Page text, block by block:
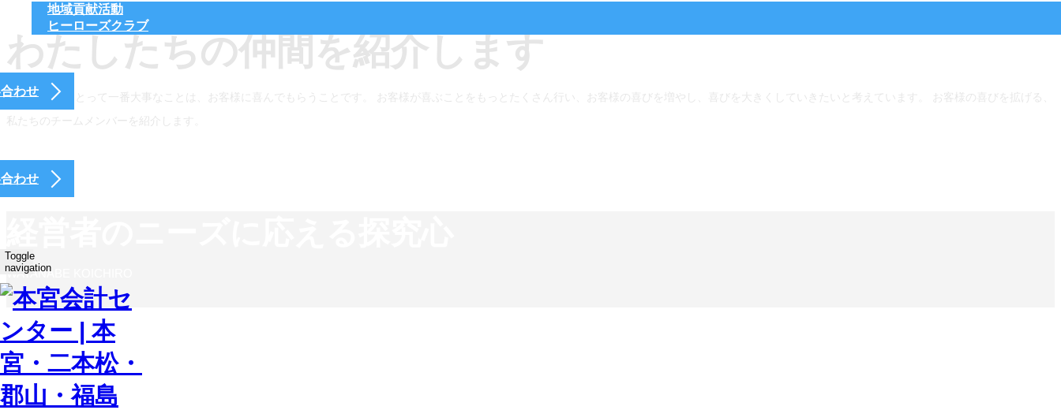
地域貢献活動
ヒーローズクラブ
わせ
わせ
Toggle
navigation
わたしたちの仲間を紹介します
私たちMCSにとって一番大事なことは、お客様に喜んでもらうことです。 お客様が喜ぶことをもっとたくさん行い、お客様の喜びを増やし、喜びを大きくしていきたいと考えています。 お客様の喜びを拡げる、
私たちのチームメンバーを紹介します。
WATANABE KOICHIRO